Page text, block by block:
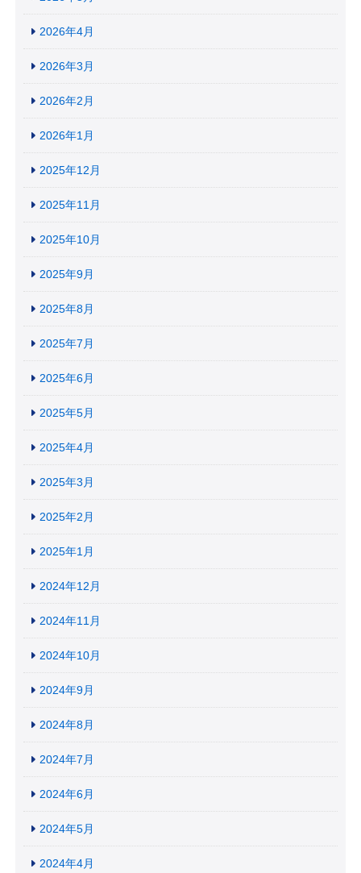
2026年4月
2026年3月
2026年2月
2026年1月
2025年12月
2025年11月
2025年10月
2025年9月
2025年8月
2025年7月
2025年6月
2025年5月
2025年4月
2025年3月
2025年2月
2025年1月
2024年12月
2024年11月
2024年10月
2024年9月
2024年8月
2024年7月
2024年6月
2024年5月
2024年4月